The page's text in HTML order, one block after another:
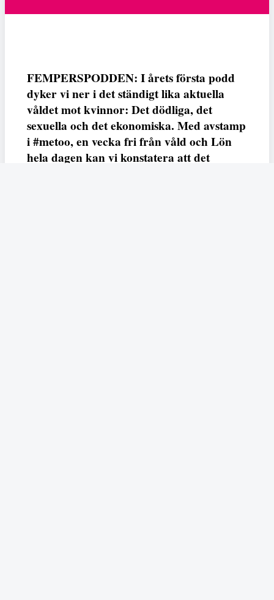
FEMPERSPODDEN: I årets första podd
dyker vi ner i det ständigt lika aktuella
våldet mot kvinnor: Det dödliga, det
sexuella och det ekonomiska. Med avstamp
i #metoo, en vecka fri från våld och Lön
hela dagen kan vi konstatera att det